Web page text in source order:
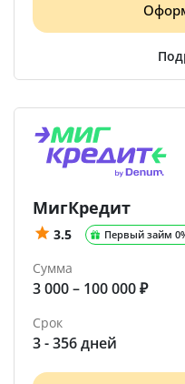
МигКредит
3.5 Первый займ
Сумма
3 000 – 100 000 ₽
Срок
3 - 356 дней